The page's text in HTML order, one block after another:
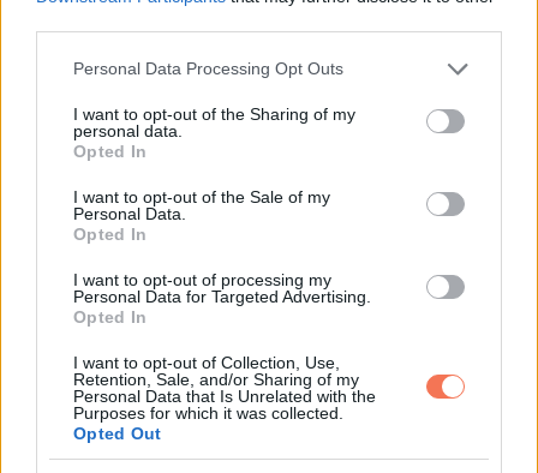
Please note that this website/app uses one or more Google
not limited to your visit or usage behaviour. You may click to
grant or deny consent to Google and its third-party tags to
use your data for below specified purposes in below Google
consent section.
Personal Data Processing Opt Outs
I want to opt-out of the Sharing of my
personal data.
Opted In
I want to opt-out of the Sale of my
Personal Data.
Opted In
I want to opt-out of processing my
Personal Data for Targeted Advertising.
Opted In
I want to opt-out of Collection, Use,
Retention, Sale, and/or Sharing of my
Personal Data that Is Unrelated with the
Purposes for which it was collected.
Opted Out
őszinteségéért. A kettő összegabalyodott bennem.
A végső fordulat ezután jött.
A végrendelet felolvasásán az ügyvéd megköszörülte a
torkát, és kibontotta a papírt. Minden sorban az én nevem
szerepelt. A ház. A befektetések. A számlák. Minden.
„Nagyon egyértelmű volt” mondta az ügyvéd csendesen.
„Azt akarta, hogy mindent maga kapjon. Úgy gondolta, maga
volt az egyetlen, aki igazán értette őt.”
Akkor omlottam össze. Nem az örökség miatt, és nem a
tulajdon miatt. Azért történt, mert azok a hónapok szétvertek
minket. Mert öt impulzív hónap sebet vágott évek közös